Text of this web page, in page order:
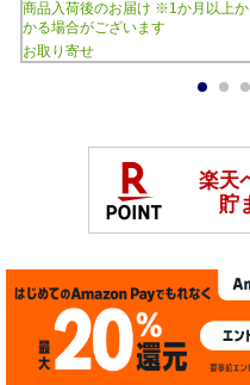
商品入荷後のお届け ※1か月以上か
かる場合がございます
お取り寄せ